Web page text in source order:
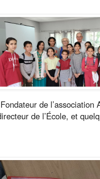
de l’association
de l’École, et